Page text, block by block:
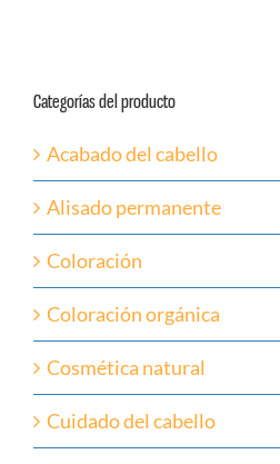
Categorías del producto
Acabado del cabello
Alisado permanente
Coloración
Coloración orgánica
Cosmética natural
Cuidado del cabello